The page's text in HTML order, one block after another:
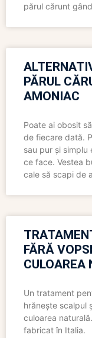
părul cărunt
PĂRUL
AMONIAC
Poate ai obosit
de fiecare dată.
sau pur și simplu
ce face. Vestea
cale să scapi de
FĂRĂ
CULOAREA
Un tratament
hrănește scalpul
culoarea
fabricat în Italia.